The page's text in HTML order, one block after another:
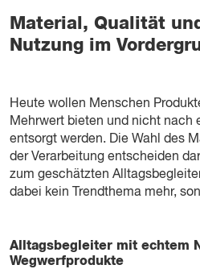
Material, Qualität
Nutzung im
Heute wollen Menschen
Mehrwert bieten und nicht nach
entsorgt werden. Die Wahl des
der Verarbeitung entscheiden
zum geschätzten
dabei kein Trendthema mehr,
Alltagsbegleiter mit echtem
Wegwerfprodukte